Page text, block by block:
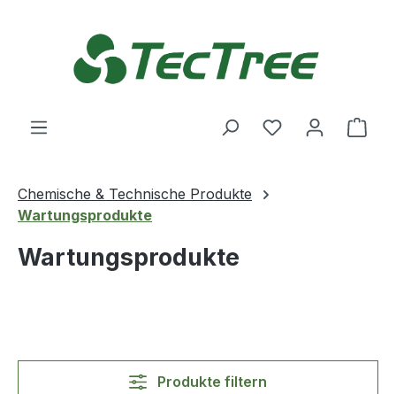
Du hast 0
Chemische & Technische Produkte
Wartungsprodukte
Wartungsprodukte
Produkte filtern